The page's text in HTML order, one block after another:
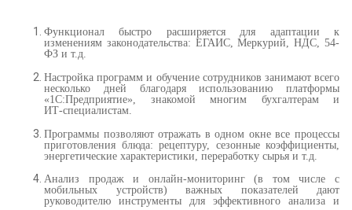
Функционал быстро расширяется для адаптации к
изменениям законодательства: ЕГАИС, Меркурий, НДС, 54-
ФЗ и т.д.
Настройка программ и обучение сотрудников занимают всего
несколько дней благодаря использованию платформы
«1С:Предприятие», знакомой многим бухгалтерам и
ИТ‑специалистам.
Программы позволяют отражать в одном окне все процессы
приготовления блюда: рецептуру, сезонные коэффициенты,
энергетические характеристики, переработку сырья и т.д.
Анализ продаж и онлайн-мониторинг (в том числе с
мобильных устройств) важных показателей дают
руководителю инструменты для эффективного анализа и